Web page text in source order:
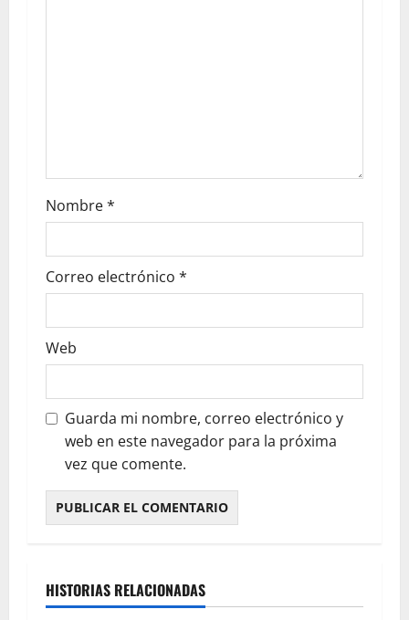
Nombre*
Correo electrónico *
Web
Guarda mi nombre, correo electrónico y
web en este navegador para la próxima
vez que comente.
HISTORIAS RELACIONADAS